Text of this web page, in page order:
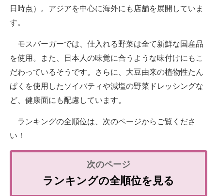
日時点）。アジアを中心に海外にも店舗を展開していま
す。
モスバーガーでは、仕入れる野菜は全て新鮮な国産品
を使用。また、日本人の味覚に合うような味付けにもこ
だわっているそうです。さらに、大豆由来の植物性たん
ぱくを使用したソイパティや減塩の野菜ドレッシングな
ど、健康面にも配慮しています。
ランキングの全順位は、次のページからご覧くださ
い！
ランキングの全順位を見る